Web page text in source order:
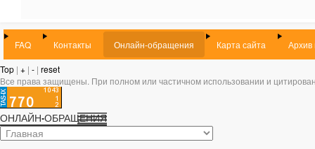
FAQ Контакты Онлайн-обращения Карта сайта Архив
Top | + | - | reset
Все права защищены. При полном или частичном использовании и
ОНЛАЙН-ОБРАЩЕНИЯ